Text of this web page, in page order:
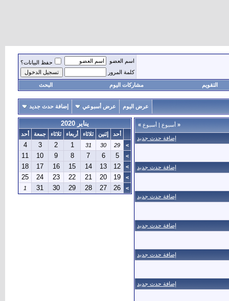
اسم العضو
حفظ البيانات؟
كلمة المرور
التقويم مشاركات اليوم البحث
عرض اليوم عرض أسبوعي إضافة حدث جديد
« أسبوع | أسبوع »
إضافة حدث جديد
إضافة حدث جديد
إضافة حدث جديد
إضافة حدث جديد
إضافة حدث جديد
إضافة حدث جديد
يناير 2020
أحد إثنين ثلاثاء أربعاء ثلاثاء جمعة
أحد
>
29
30
31
1
2
3
4
>
5
6
7
8
9
10
11
>
12
13
14
15
16
17
18
>
19
20
21
22
23
24
25
>
26
27
28
29
30
31
1